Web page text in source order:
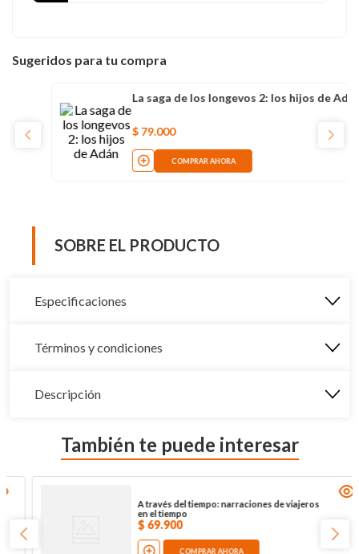
Sugeridos para tu compra
longevos 2: los hijos de Adán Julio
65.
SOBRE EL PRODUCTO
Especificaciones
Términos y condiciones
Descripción
También te puede interesar
$69.000